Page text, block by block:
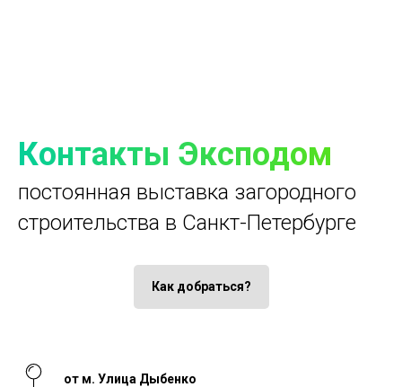
Контакты Эксподом
постоянная выставка загородного
строительства в Санкт-Петербурге
Как добраться?
от м. Улица Дыбенко